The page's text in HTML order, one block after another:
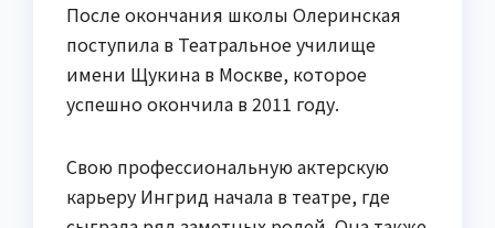
После окончания школы Олеринская
поступила в Театральное училище
имени Щукина в Москве, которое
успешно окончила в 2011 году.
Свою профессиональную актерскую
карьеру Ингрид начала в театре, где